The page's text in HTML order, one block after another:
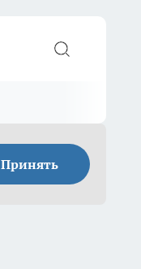
Принять